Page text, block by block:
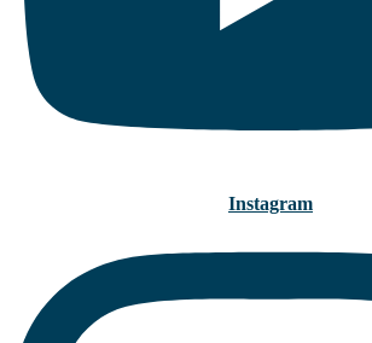
Instagram